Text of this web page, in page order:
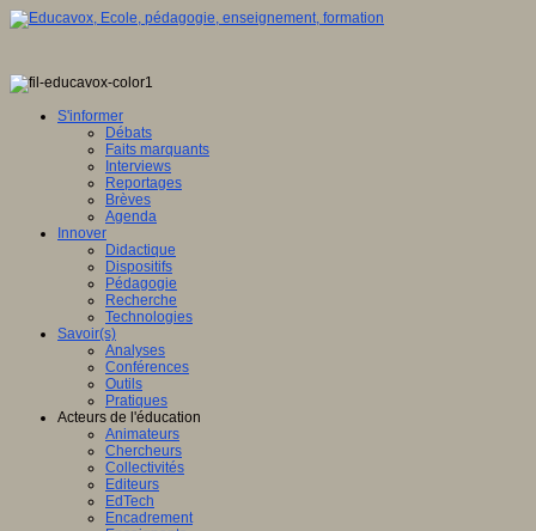
S'informer
Débats
Faits marquants
Interviews
Reportages
Brèves
Agenda
Innover
Didactique
Dispositifs
Pédagogie
Recherche
Technologies
Savoir(s)
Analyses
Conférences
Outils
Pratiques
Acteurs de l'éducation
Animateurs
Chercheurs
Collectivités
Editeurs
EdTech
Encadrement